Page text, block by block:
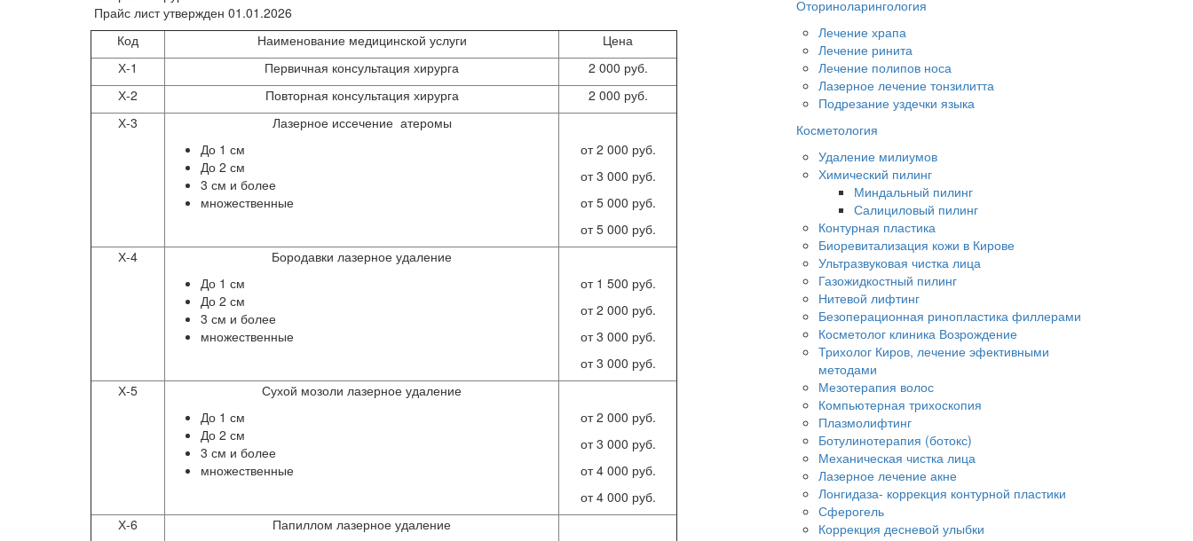
Прайс лист утвержден 01.01.2026
Код
Наименование медицинской услуги
Цена
Х-1
Первичная консультация хирурга
2 000 руб.
Х-2
Повторная консультация хирурга
2 000 руб.
Х-3
Лазерное иссечение атеромы
До 1 см
До 2 см
3 см и более
множественные
от 2 000 руб.
от 3 000 руб.
от 5 000 руб.
от 5 000 руб.
Х-4
Бородавки лазерное удаление
До 1 см
До 2 см
3 см и более
множественные
от 1 500 руб.
от 2 000 руб.
от 3 000 руб.
от 3 000 руб.
Х-5
Сухой мозоли лазерное удаление
До 1 см
До 2 см
3 см и более
множественные
от 2 000 руб.
от 3 000 руб.
от 4 000 руб.
от 4 000 руб.
Х-6
Папиллом лазерное удаление
Оториноларингология
Лечение храпа
Лечение ринита
Лечение полипов носа
️Лазерное лечение тонзилитта
Подрезание уздечки языка
Косметология
Удаление милиумов
Химический пилинг
Миндальный пилинг
Салициловый пилинг
Контурная пластика
Биоревитализация кожи в Кирове
Ультразвуковая чистка лица
Газожидкостный пилинг
Нитевой лифтинг
Безоперационная ринопластика филлерами
Косметолог клиника Возрождение
Трихолог Киров, лечение эфективными
методами
Мезотерапия волос
Компьютерная трихоскопия
Плазмолифтинг
Ботулинотерапия (ботокс)
Механическая чистка лица
Лазерное лечение акне
Лонгидаза- коррекция контурной пластики
Сферогель
Коррекция десневой улыбки